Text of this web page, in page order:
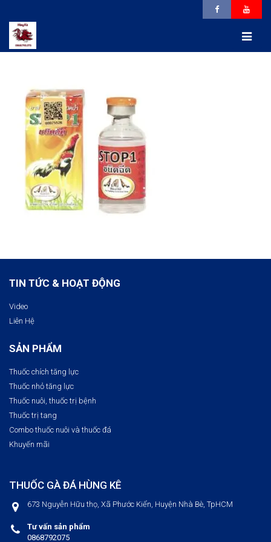
TIN TỨC & HOẠT ĐỘNG
Video
Liên Hệ
SẢN PHẨM
Thuốc chích tăng lực
Thuốc nhỏ tăng lực
Thuốc nuôi, thuốc trị bệnh​
Thuốc trị tang
Combo thuốc nuôi và thuốc đá
Khuyến mãi
THUỐC GÀ ĐÁ HÙNG KÊ
673 Nguyễn Hữu thọ, Xã Phước Kiển, Huyện Nhà Bè, TpHCM
Tư vấn sản phẩm
0868792075